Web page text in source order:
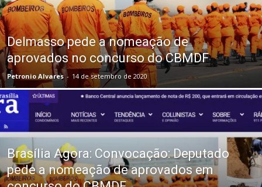
Delmasso pede a nomeação de
aprovados no concurso do CBMDF
Petronio Alvares - 14 de setembro de 2020
Brasília Agora: Convocação: Deputado
pede a nomeação de aprovados em